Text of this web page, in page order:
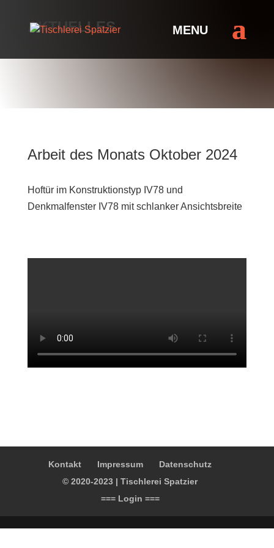
AKTUELLES
Arbeit des Monats Oktober 2024
Hoftür im Konstruktionstyp IV78 und
Denkmalfenster IV78 mit schlanker Ansichtsbreite
Kontakt Impressum
Datenschutz
© 2020-2023 | Tischlerei Spatzier
=== Login ===